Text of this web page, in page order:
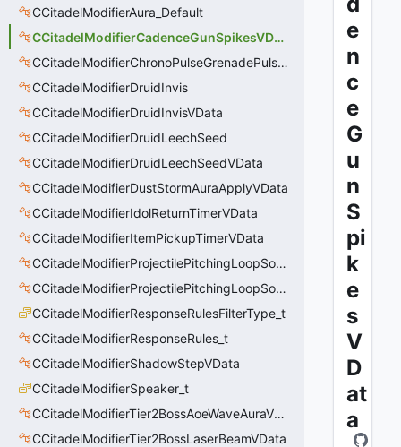
CCitadelModifierAura_Default
CCitadelModifierCadenceGunSpikesVData
CCitadelModifierChronoPulseGrenadePulseAreaVData
CCitadelModifierDruidInvis
CCitadelModifierDruidInvisVData
CCitadelModifierDruidLeechSeed
CCitadelModifierDruidLeechSeedVData
CCitadelModifierDustStormAuraApplyVData
CCitadelModifierIdolReturnTimerVData
CCitadelModifierItemPickupTimerVData
CCitadelModifierProjectilePitchingLoopSoundThinker
CCitadelModifierProjectilePitchingLoopSoundThinkerVData
CCitadelModifierResponseRulesFilterType_t
CCitadelModifierResponseRules_t
CCitadelModifierShadowStepVData
CCitadelModifierSpeaker_t
CCitadelModifierTier2BossAoeWaveAuraVData
CCitadelModifierTier2BossLaserBeamVData
e
n
c
e
G
u
n
S
pi
k
e
s
V
D
at
a